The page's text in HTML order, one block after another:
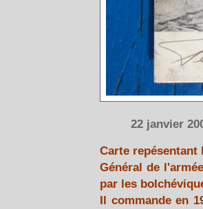
22 janvier
Carte repésentant
Général de
par les
Il commande en